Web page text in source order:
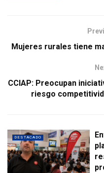
Mujeres rurales tiene
CCIAP: Preocupan
riesgo
DESTACADO